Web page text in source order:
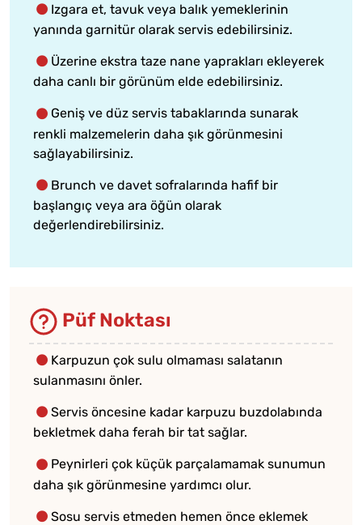
Izgara et, tavuk veya balık yemeklerinin
yanında garnitür olarak servis edebilirsiniz.
Üzerine ekstra taze nane yaprakları ekleyerek
daha canlı bir görünüm elde edebilirsiniz.
Geniş ve düz servis tabaklarında sunarak
renkli malzemelerin daha şık görünmesini
sağlayabilirsiniz.
Brunch ve davet sofralarında hafif bir
başlangıç veya ara öğün olarak
değerlendirebilirsiniz.
Püf Noktası
Karpuzun çok sulu olmaması salatanın
sulanmasını önler.
Servis öncesine kadar karpuzu buzdolabında
bekletmek daha ferah bir tat sağlar.
Peynirleri çok küçük parçalamamak sunumun
daha şık görünmesine yardımcı olur.
Sosu servis etmeden hemen önce eklemek